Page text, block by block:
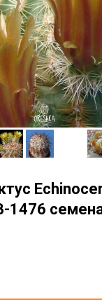
1476